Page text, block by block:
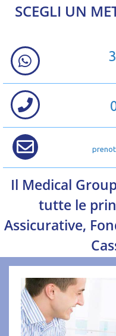
SCEGLI UN
Il Medical
tutte le
Assicurative,